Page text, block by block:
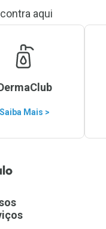
aqui
Saiba Mais >